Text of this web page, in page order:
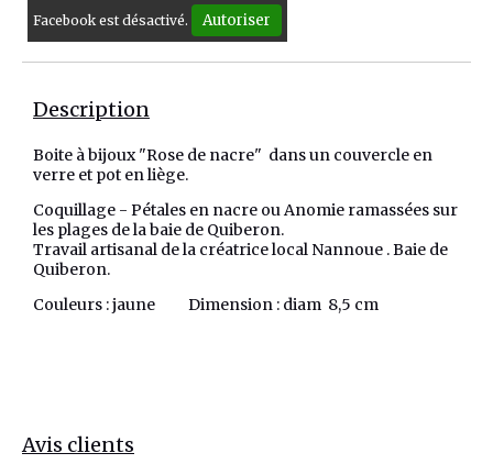
Facebook est désactivé. Autoriser
Description
Boite à bijoux "Rose de nacre" dans un couvercle en
verre et pot en liège.
Coquillage - Pétales en nacre ou Anomie ramassées sur
les plages de la baie de Quiberon.
Travail artisanal de la créatrice local Nannoue . Baie de
Quiberon.
Couleurs : jaune Dimension : diam 8,5 cm
Avis clients